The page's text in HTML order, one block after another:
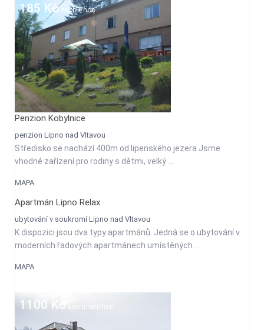
185 Kčosobu/noc
Penzion Kobylnice
penzion Lipno nad Vltavou
Středisko se nachází 400m od lipenského jezera Jsme
vhodné zařízení pro rodiny s dětmi, velký ...
MAPA
1800
Kč
apartmán/noc
Apartmán Lipno Relax
ubytování v soukromí Lipno nad Vltavou
K dispozici jsou dva typy apartmánů. Jedná se o ubytování v
moderních řadových apartmánech umístěných ...
MAPA
1100 Kčapartmán/noc